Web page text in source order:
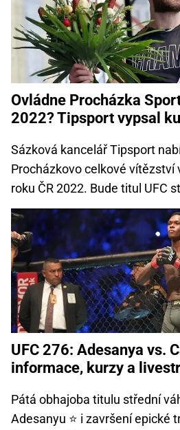
Ovládne Procházka
2022? Tipsport vypsal
Sázková kancelář Tipsport
Procházkovo celkové vítězství
roku ČR 2022. Bude titul UFC
UFC 276: Adesanya vs.
informace, kurzy a
Pátá obhajoba titulu střední
Adesanyu ⭐ i završení epické